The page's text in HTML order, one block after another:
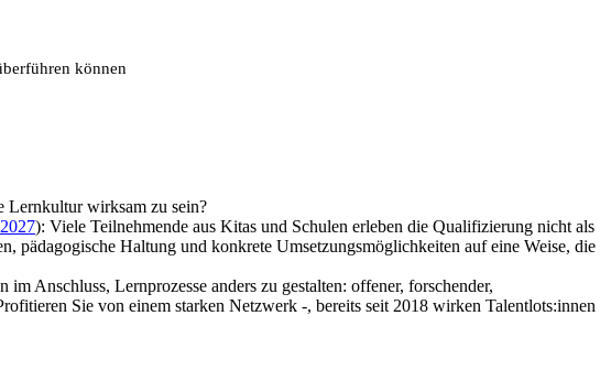
können
Lernkultur wirksam zu sein?
): Viele Teilnehmende aus Kitas und Schulen erleben die Qualifizierung nicht als
pädagogische Haltung und konkrete Umsetzungsmöglichkeiten auf eine Weise, die
Anschluss, Lernprozesse anders zu gestalten: offener, forschender,
Sie von einem starken Netzwerk -, bereits seit 2018 wirken Talentlots:innen